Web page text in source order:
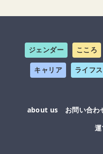
ジェンダー こころ
キャリア ライフ
about us お問い合わ